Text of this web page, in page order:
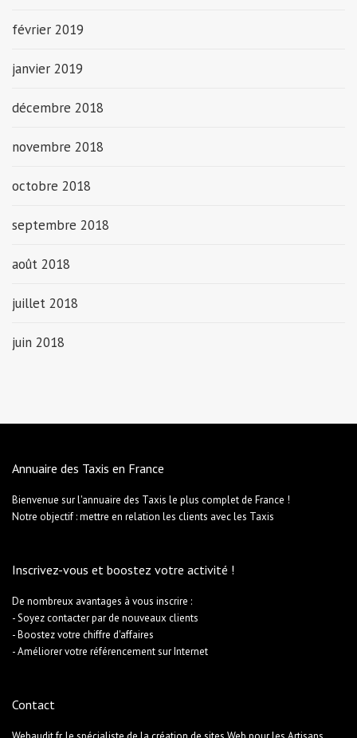
février 2019
janvier 2019
décembre 2018
novembre 2018
octobre 2018
septembre 2018
août 2018
juillet 2018
juin 2018
Annuaire des Taxis en France
Bienvenue sur l'annuaire des Taxis le plus complet de France !
Notre objectif : mettre en relation les clients avec les Taxis
Inscrivez-vous et boostez votre activité !
De nombreux avantages à vous inscrire :
- Soyez contacter par de nouveaux clients
- Boostez votre chiffre d'affaires
- Améliorer votre référencement sur Internet
Contact